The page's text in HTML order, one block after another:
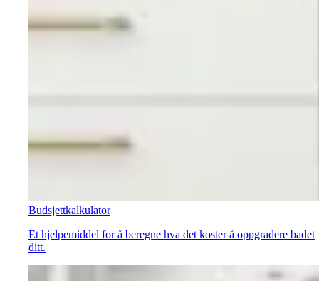
Budsjettkalkulator
Et hjelpemiddel for å beregne hva det koster å oppgradere badet
ditt.